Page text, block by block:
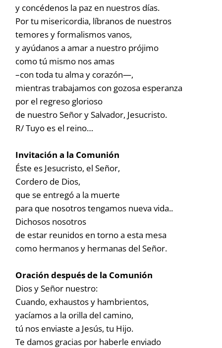
y concédenos la paz en nuestros días.
Por tu misericordia, líbranos de nuestros
temores y formalismos vanos,
y ayúdanos a amar a nuestro prójimo
como tú mismo nos amas
–con toda tu alma y corazón—,
mientras trabajamos con gozosa esperanza
por el regreso glorioso
de nuestro Señor y Salvador, Jesucristo.
R/ Tuyo es el reino…
Invitación a la Comunión
Éste es Jesucristo, el Señor,
Cordero de Dios,
que se entregó a la muerte
para que nosotros tengamos nueva vida..
Dichosos nosotros
de estar reunidos en torno a esta mesa
como hermanos y hermanas del Señor.
Oración después de la Comunión
Dios y Señor nuestro:
Cuando, exhaustos y hambrientos,
yacíamos a la orilla del camino,
tú nos enviaste a Jesús, tu Hijo.
Te damos gracias por haberle enviado